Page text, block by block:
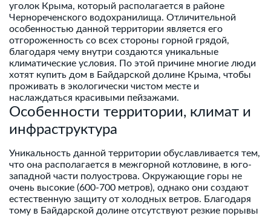
уголок Крыма, который располагается в районе
Чернореченского водохранилища. Отличительной
особенностью данной территории является его
отгороженность со всех стороны горной грядой,
благодаря чему внутри создаются уникальные
климатические условия. По этой причине многие люди
хотят купить дом в Байдарской долине Крыма, чтобы
проживать в экологически чистом месте и
наслаждаться красивыми пейзажами.
Особенности территории, климат и
инфраструктура
Уникальность данной территории обуславливается тем,
что она располагается в межгорной котловине, в юго-
западной части полуострова. Окружающие горы не
очень высокие (600-700 метров), однако они создают
естественную защиту от холодных ветров. Благодаря
тому в Байдарской долине отсутствуют резкие порывы